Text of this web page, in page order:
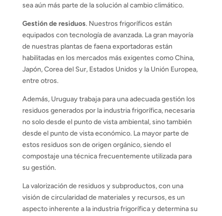
sea aún más parte de la solución al cambio climático.
Gestión de residuos. Nuestros frigoríficos están
equipados con tecnología de avanzada. La gran mayoría
de nuestras plantas de faena exportadoras están
habilitadas en los mercados más exigentes como China,
Japón, Corea del Sur, Estados Unidos y la Unión Europea,
entre otros.
Además, Uruguay trabaja para una adecuada gestión los
residuos generados por la industria frigorífica, necesaria
no solo desde el punto de vista ambiental, sino también
desde el punto de vista económico. La mayor parte de
estos residuos son de origen orgánico, siendo el
compostaje una técnica frecuentemente utilizada para
su gestión.
La valorización de residuos y subproductos, con una
visión de circularidad de materiales y recursos, es un
aspecto inherente a la industria frigorífica y determina su